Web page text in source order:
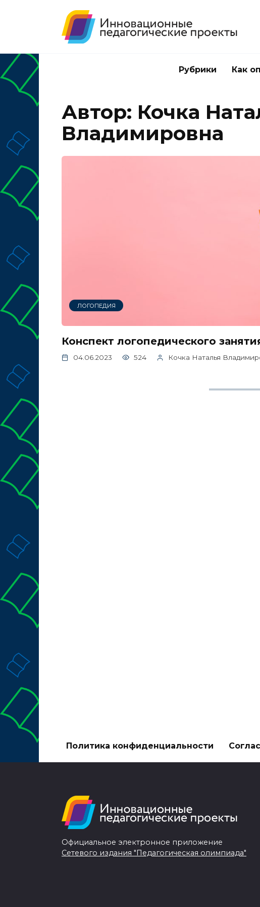
Рубрики Как
Автор: Кочка
Владимировна
ЛОГОПЕДИЯ
Конспект логопедического
04.06.2023 524 Кочка Наталья
Политика конфиденциальности
Официальное электронное приложение
Сетевого издания "Педагогическая олимпиада"